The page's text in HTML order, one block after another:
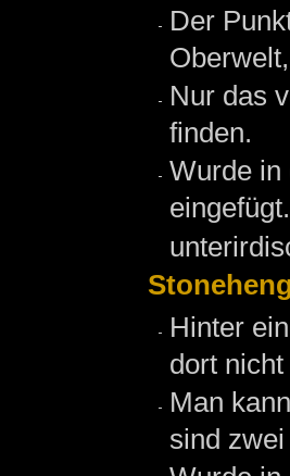
Der
Nur das
finden.
Wurde in
Hinter
dort nicht
Man
sind zwei